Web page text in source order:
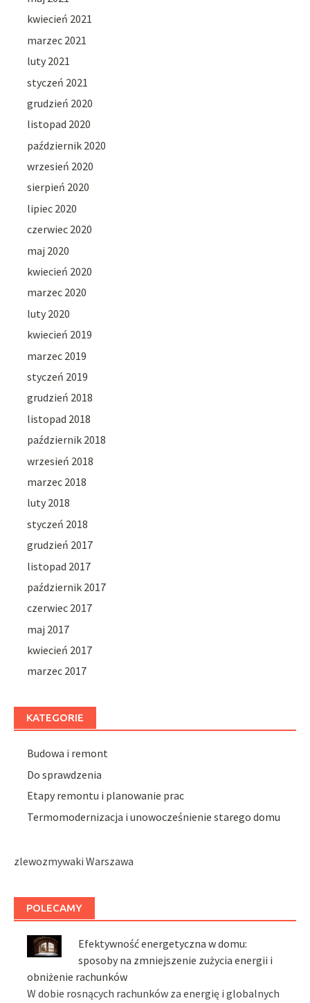
kwiecień 2021
marzec 2021
luty 2021
styczeń 2021
grudzień 2020
listopad 2020
październik 2020
wrzesień 2020
sierpień 2020
lipiec 2020
czerwiec 2020
maj 2020
kwiecień 2020
marzec 2020
luty 2020
kwiecień 2019
marzec 2019
styczeń 2019
grudzień 2018
listopad 2018
październik 2018
wrzesień 2018
marzec 2018
luty 2018
styczeń 2018
grudzień 2017
listopad 2017
październik 2017
czerwiec 2017
maj 2017
kwiecień 2017
marzec 2017
KATEGORIE
Budowa i remont
Do sprawdzenia
Etapy remontu i planowanie prac
Termomodernizacja i unowocześnienie starego domu
zlewozmywaki Warszawa
POLECAMY
Efektywność energetyczna w domu:
sposoby na zmniejszenie zużycia energii i
obniżenie rachunków
W dobie rosnących rachunków za energię i globalnych